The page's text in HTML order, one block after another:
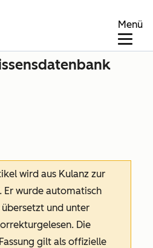
Menü
wird aus Kulanz zur
Er wurde automatisch
und unter
Die
gilt als offizielle